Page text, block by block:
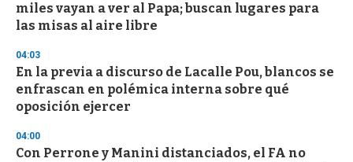
miles vayan a ver al Papa; buscan lugares para
las misas al aire libre
04:03
En la previa a discurso de Lacalle Pou, blancos se
enfrascan en polémica interna sobre qué
oposición ejercer
04:00
Con Perrone y Manini distanciados, el FA no